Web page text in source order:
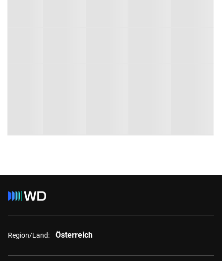
Region/Land: Österreich